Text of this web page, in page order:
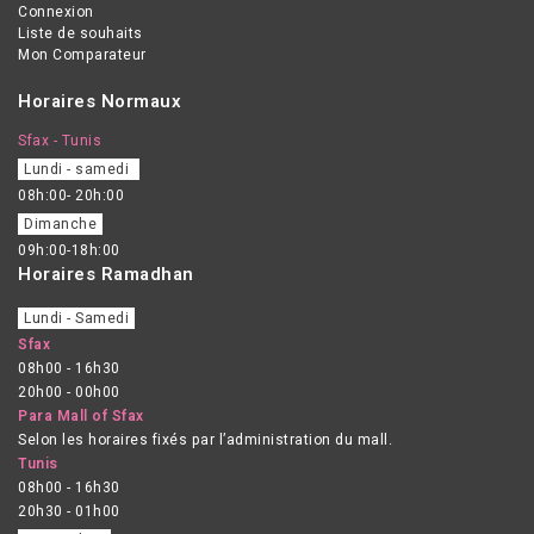
Connexion
Liste de souhaits
Mon Comparateur
Horaires Normaux
Sfax - Tunis
Lundi - samedi
08h:00- 20h:00
Dimanche
09h:00-18h:00
Horaires Ramadhan
Lundi - Samedi
Sfax
08h00 - 16h30
20h00 - 00h00
Para Mall of Sfax
Selon les horaires fixés par l’administration du mall.
Tunis
08h00 - 16h30
20h30 - 01h00